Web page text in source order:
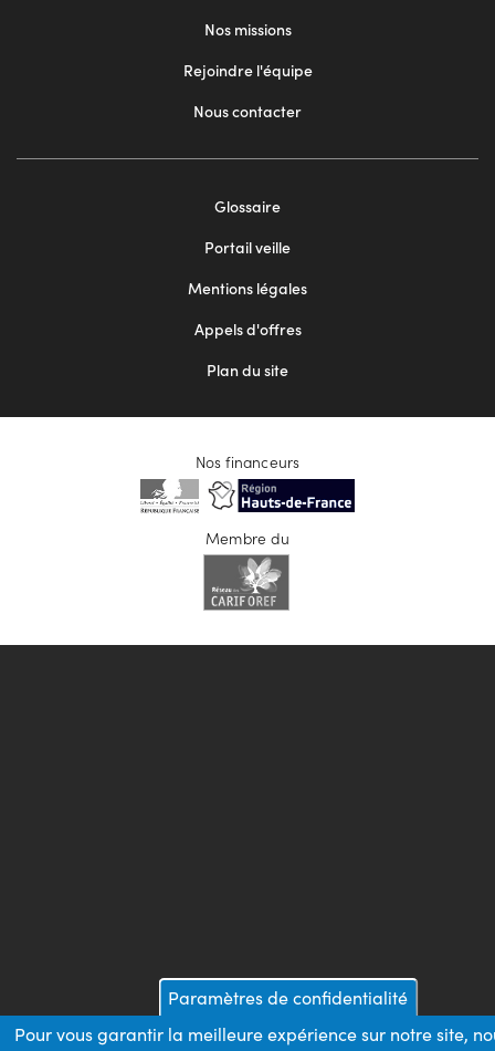
Nos missions
Rejoindre l'équipe
Nous contacter
Glossaire
Portail veille
Mentions légales
Appels d'offres
Plan du site
Nos financeurs
Membre du
Paramètres de confidentialité
Pour vous garantir la meilleure expérience sur notre site,